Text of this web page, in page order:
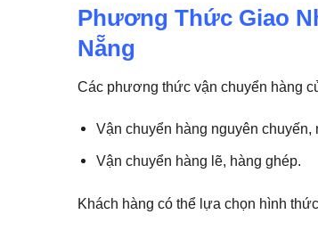
Phương Thức Giao
Nẵng
Các phương thức vận chuyển hàng
Vận chuyển hàng nguyên chuyến,
Vận chuyển hàng lẽ, hàng ghép.
Khách hàng có thể lựa chọn hình